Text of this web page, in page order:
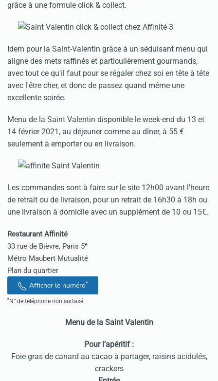
grâce à une formule click & collect.
Idem pour la Saint-Valentin grâce à un séduisant menu qui
aligne des mets raffinés et particulièrement gourmands,
avec tout ce qu'il faut pour se régaler chez soi en tête à tête
avec l'être cher, et donc de passez quand même une
excellente soirée.
Menu de la Saint Valentin disponible le week-end du 13 et
14 février 2021, au déjeuner comme au dîner, à 55 €
seulement à emporter ou en livraison.
Les commandes sont à faire sur le site 12h00 avant l'heure
de retrait ou de livraison, pour un retrait de 16h30 à 18h ou
une livraison à domicile avec un supplément de 10 ou 15€.
Restaurant Affinité
33 rue de Bièvre, Paris 5e
Métro Maubert Mutualité
Plan du quartier
Afficher le numéro*
* N° de téléphone non surtaxé
Menu de la Saint Valentin
Pour l’apéritif :
Foie gras de canard au cacao à partager, raisins acidulés,
crackers